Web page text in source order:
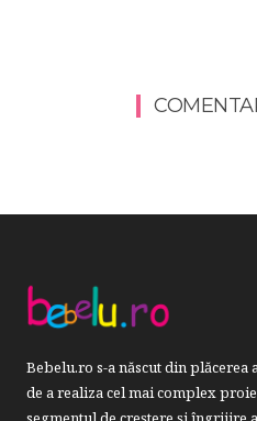
Bebelu.ro s-a născut din
de a realiza cel mai complex